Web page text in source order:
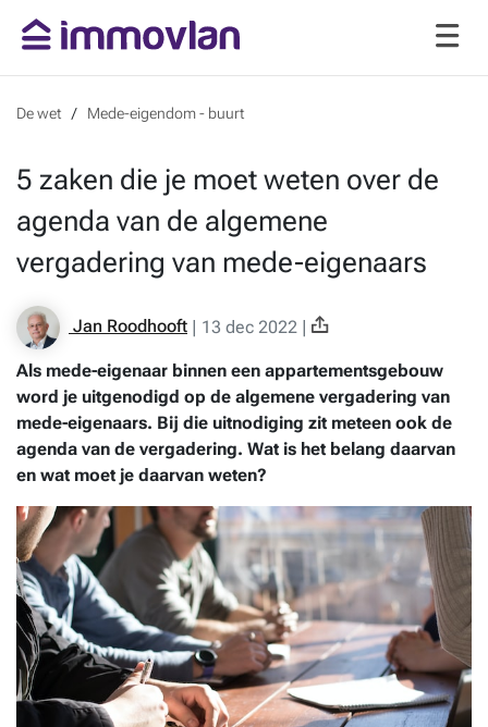
De wet Mede-eigendom - buurt
5 zaken die je moet weten over de
agenda van de algemene
vergadering van mede-eigenaars
Jan Roodhooft | 13 dec 2022 |
Als mede-eigenaar binnen een appartementsgebouw
word je uitgenodigd op de algemene vergadering van
mede-eigenaars. Bij die uitnodiging zit meteen ook de
agenda van de vergadering. Wat is het belang daarvan
en wat moet je daarvan weten?